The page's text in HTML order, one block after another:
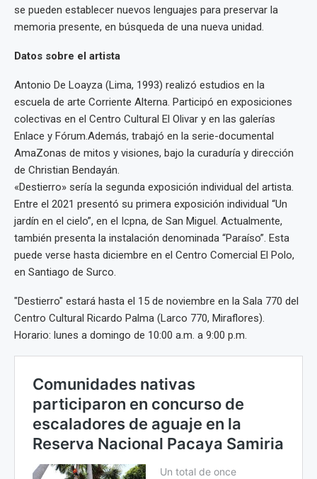
se pueden establecer nuevos lenguajes para preservar la
memoria presente, en búsqueda de una nueva unidad.
Datos sobre el artista
Antonio De Loayza (Lima, 1993) realizó estudios en la
escuela de arte Corriente Alterna. Participó en exposiciones
colectivas en el Centro Cultural El Olivar y en las galerías
Enlace y Fórum.Además, trabajó en la serie-documental
AmaZonas de mitos y visiones, bajo la curaduría y dirección
de Christian Bendayán.
«Destierro» sería la segunda exposición individual del artista.
Entre el 2021 presentó su primera exposición individual “Un
jardín en el cielo”, en el Icpna, de San Miguel. Actualmente,
también presenta la instalación denominada “Paraíso”. Esta
puede verse hasta diciembre en el Centro Comercial El Polo,
en Santiago de Surco.
"Destierro" estará hasta el 15 de noviembre en la Sala 770 del
Centro Cultural Ricardo Palma (Larco 770, Miraflores).
Horario: lunes a domingo de 10:00 a.m. a 9:00 p.m.